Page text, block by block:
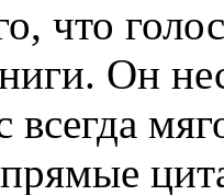
что
Он
всегда